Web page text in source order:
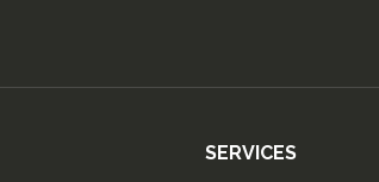
SERVICES